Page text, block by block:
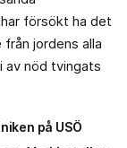
försökt ha det
jordens alla
av nöd tvingats
på USÖ